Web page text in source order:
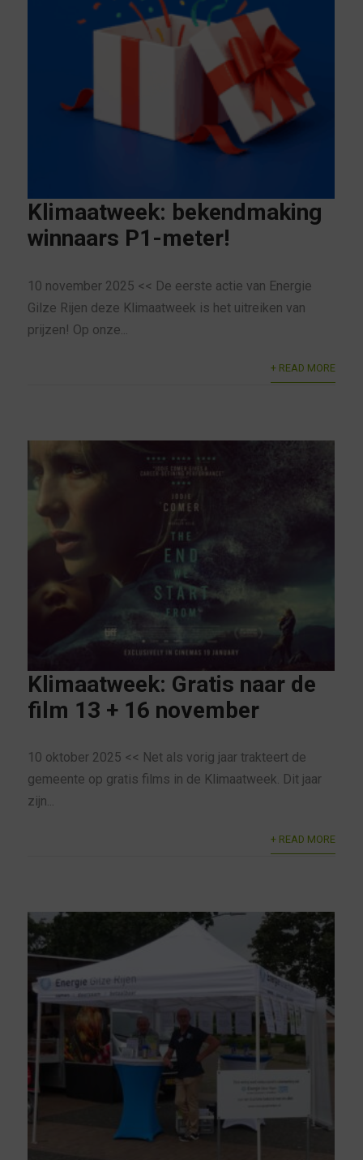
Klimaatweek: bekendmaking
winnaars P1-meter!
10 november 2025 << De eerste actie van Energie
Gilze Rijen deze Klimaatweek is het uitreiken van
prijzen! Op onze...
+ READ MORE
Klimaatweek: Gratis naar de
film 13 + 16 november
10 oktober 2025 << Net als vorig jaar trakteert de
gemeente op gratis films in de Klimaatweek. Dit jaar
zijn...
+ READ MORE